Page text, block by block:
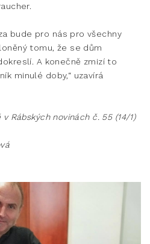
bude pro nás pro všechny
tomu, že se dům
A konečně zmizí to
minulé doby,“ uzavírá
Rábských novinách č. 55 (14/1)